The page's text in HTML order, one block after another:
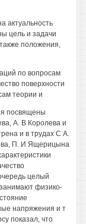
цель и задачи
положения,
по вопросам
поверхности
теории и
посвящены
А. В Королева и
и в трудах С А.
П. И Ящерицына
целый
физико-
напряжения и т
показал, что